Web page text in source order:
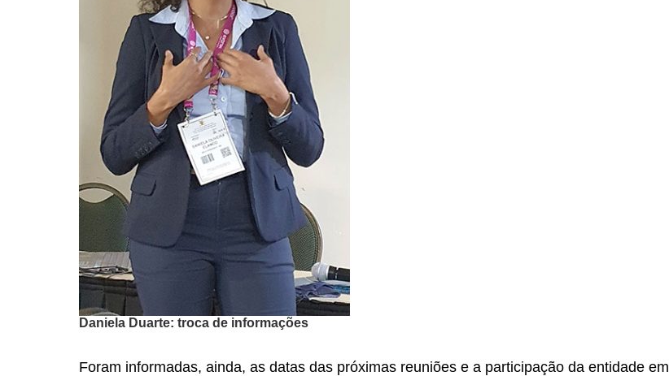
Daniela Duarte: troca de informações
Foram informadas, ainda, as datas das próximas reuniões e a participação da entidade em